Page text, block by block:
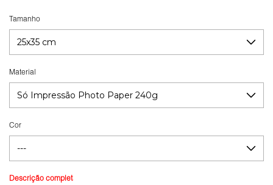
Tamanho
Material
Cor